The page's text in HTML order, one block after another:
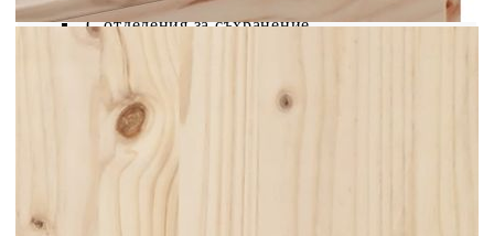
С отделения за съхранение
Доставката съдържа:
1 x Рамка за легло
1 x Табла за книги